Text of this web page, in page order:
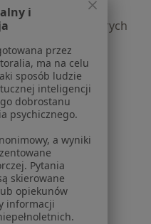
profesjonalistów
których
samodzielnie
wyszukiwania
i
przez
ma na celu
sposób ludzie
inteligencji
dobrostanu
psychicznego.
a wyniki
Pytania
skierowane
opiekunów
informacji